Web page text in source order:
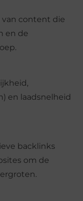
van content die
en de
en laadsnelheid
backlinks
om de